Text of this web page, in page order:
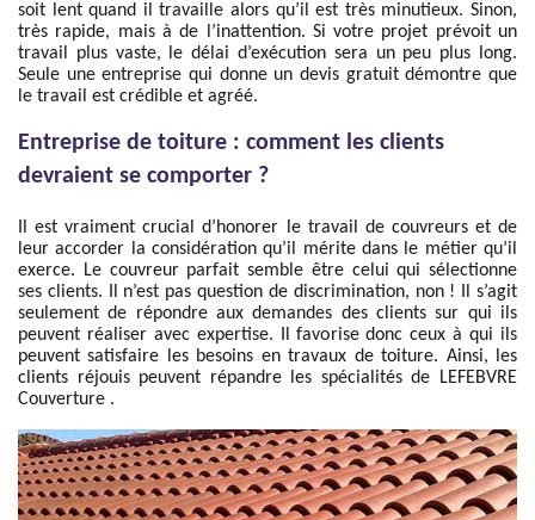
soit lent quand il travaille alors qu’il est très minutieux. Sinon,
très rapide, mais à de l’inattention. Si votre projet prévoit un
travail plus vaste, le délai d’exécution sera un peu plus long.
Seule une entreprise qui donne un devis gratuit démontre que
le travail est crédible et agréé.
Entreprise de toiture : comment les clients
devraient se comporter ?
Il est vraiment crucial d’honorer le travail de couvreurs et de
leur accorder la considération qu’il mérite dans le métier qu’il
exerce. Le couvreur parfait semble être celui qui sélectionne
ses clients. Il n’est pas question de discrimination, non ! Il s’agit
seulement de répondre aux demandes des clients sur qui ils
peuvent réaliser avec expertise. Il favorise donc ceux à qui ils
peuvent satisfaire les besoins en travaux de toiture. Ainsi, les
clients réjouis peuvent répandre les spécialités de LEFEBVRE
Couverture .